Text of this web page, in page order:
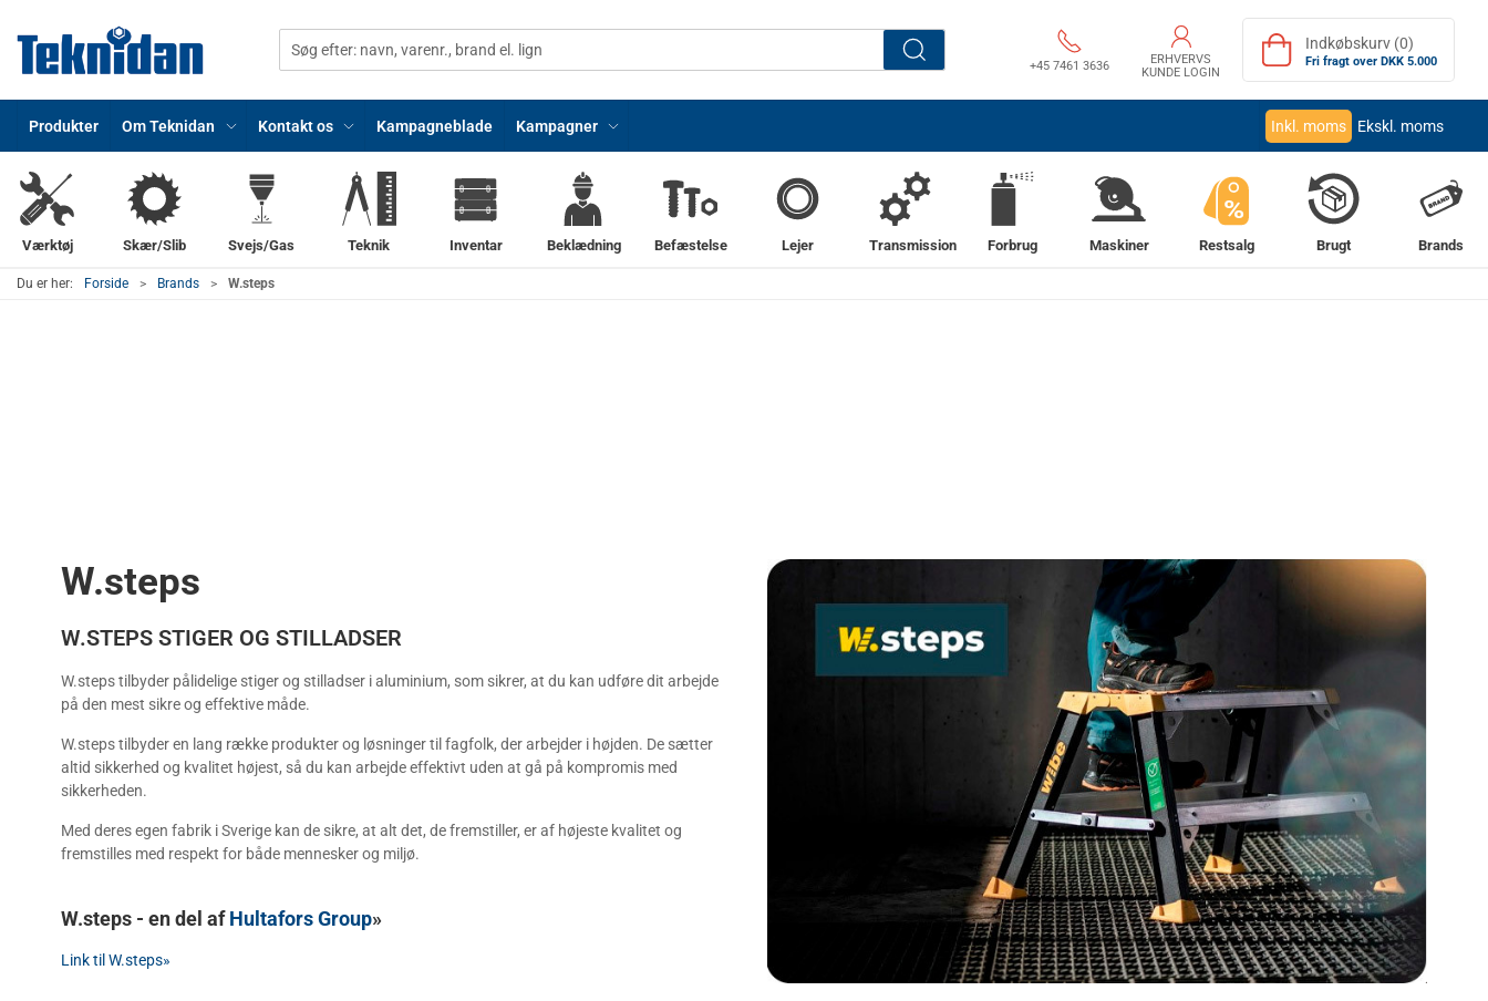
+45 7461 3636
ERHVERVS
KUNDE LOGIN
Indkøbskurv (0)
Fri fragt over DKK 5.000
Produkter Om Teknidan Kontakt os Kampagneblade Kampagner Inkl. moms Ekskl. moms
Værktøj Skær/Slib Svejs/Gas Teknik Inventar Beklædning Befæstelse Lejer Transmission Forbrug Maskiner
%
Restsalg Brugt Brands
Du er her: Forside Brands W.steps
W.steps
W.STEPS STIGER OG STILLADSER
W.steps tilbyder pålidelige stiger og stilladser i aluminium, som sikrer, at du kan udføre dit arbejde
på den mest sikre og effektive måde.
W.steps tilbyder en lang række produkter og løsninger til fagfolk, der arbejder i højden. De sætter
altid sikkerhed og kvalitet højest, så du kan arbejde effektivt uden at gå på kompromis med
sikkerheden.
Med deres egen fabrik i Sverige kan de sikre, at alt det, de fremstiller, er af højeste kvalitet og
fremstilles med respekt for både mennesker og miljø.
W.steps - en del af Hultafors Group»
Link til W.steps»